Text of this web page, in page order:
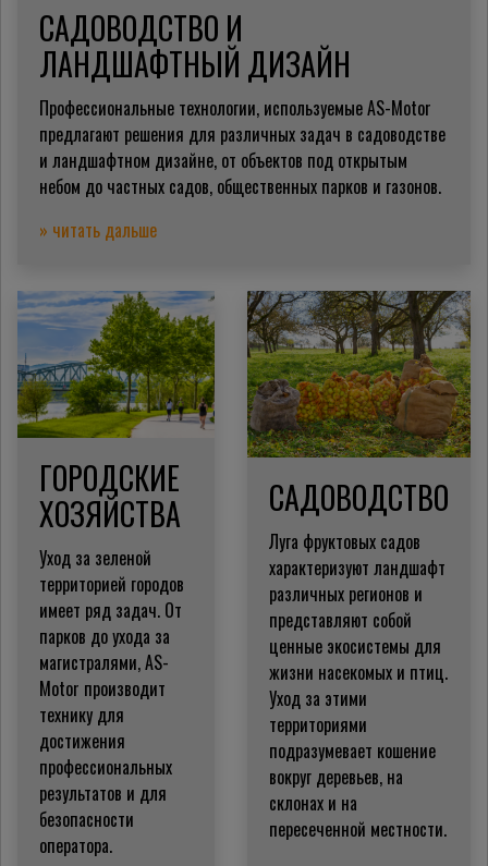
САДОВОДСТВО И
ЛАНДШАФТНЫЙ ДИЗАЙН
Профессиональные технологии, используемые AS-Motor
предлагают решения для различных задач в садоводстве
и ландшафтном дизайне, от объектов под открытым
небом до частных садов, общественных парков и газонов.
» читать дальше
ГОРОДСКИЕ
ХОЗЯЙСТВА
Уход за зеленой
территорией городов
имеет ряд задач. От
парков до ухода за
магистралями, AS-
Motor производит
технику для
достижения
профессиональных
результатов и для
безопасности
оператора.
САДОВОДСТВО
Луга фруктовых садов
характеризуют ландшафт
различных регионов и
представляют собой
ценные экосистемы для
жизни насекомых и птиц.
Уход за этими
территориями
подразумевает кошение
вокруг деревьев, на
склонах и на
пересеченной местности.